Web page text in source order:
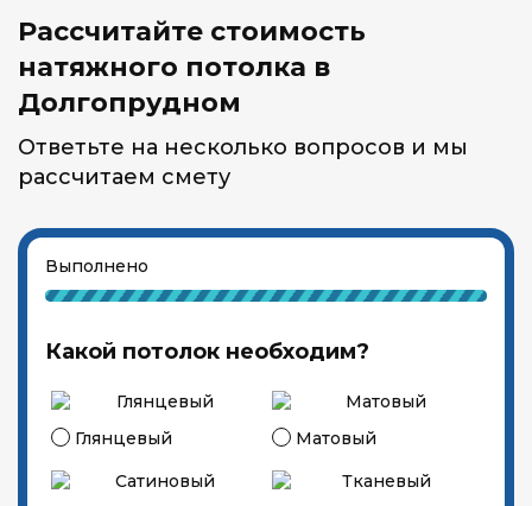
Рассчитайте стоимость
натяжного потолка в
Долгопрудном
Ответьте на несколько вопросов и мы
рассчитаем смету
Выполнено
Какой потолок необходим?
Глянцевый Матовый